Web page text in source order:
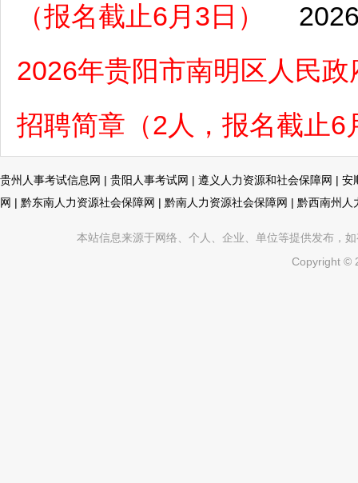
（报名截止6月3日）
2026年贵阳市南明区人民
招聘简章（2人，报名截止6
贵州人事考试信息网 | 贵阳人事考试网 | 遵义人力资源和社会保障网 | 安
网 | 黔东南人力资源社会保障网 | 黔南人力资源社会保障网 | 黔西南州人
本站信息来源于网络、个人、企业、单位等提供发布，
Copyright ©